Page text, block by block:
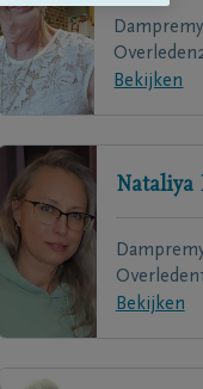
Overleden
Bekijken
Nataliya
Overleden
Bekijken